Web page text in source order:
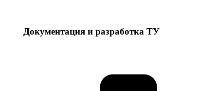
Документация и разработка ТУ